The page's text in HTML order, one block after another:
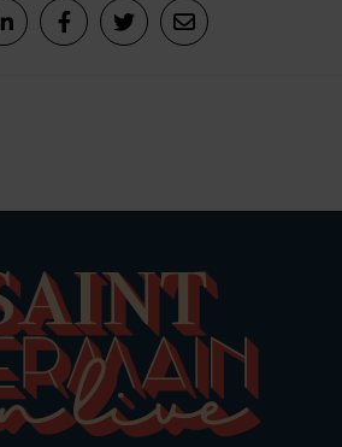
Partager sur Facebook
Partager sur Facebook
Partager sur Twitter
Partager par e-mail